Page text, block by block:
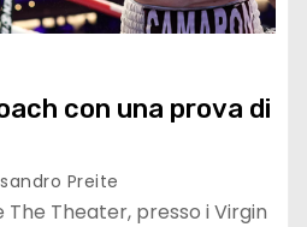
con una prova di
Preite
Theater, presso i Virgin